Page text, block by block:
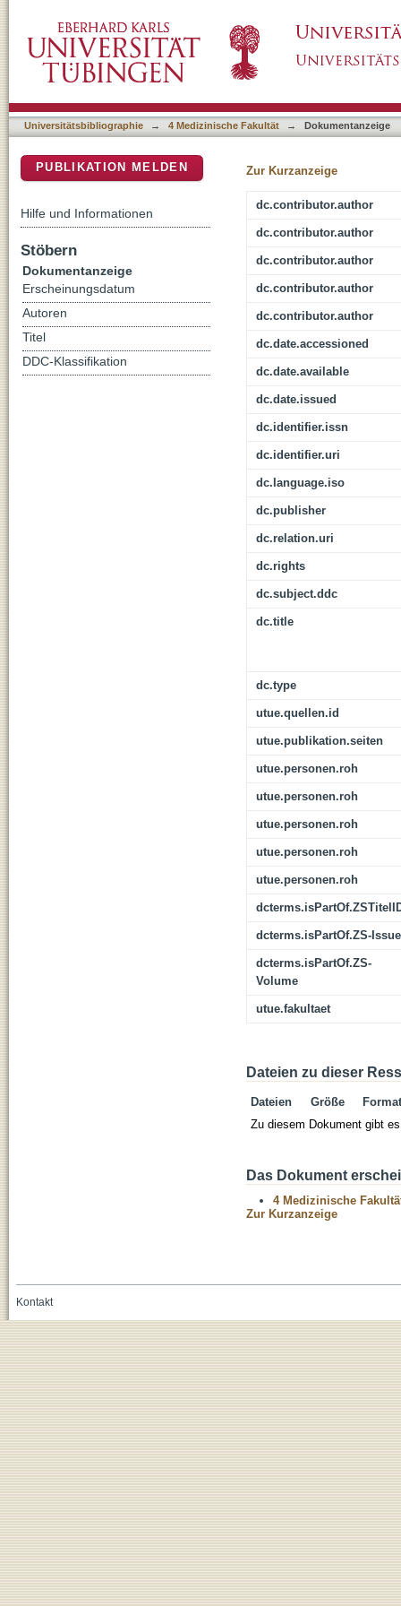
with 3D-microscopy: a prospective
Universitätsbibliographie → 4 Medizinische Fakultät → Dokumentanzeige
Zur Kurzanzeige
dc.contributor.author
dc.contributor.author
dc.contributor.author
dc.contributor.author
dc.contributor.author
dc.date.accessioned
dc.date.available
dc.date.issued
dc.identifier.issn
dc.identifier.uri
dc.language.iso
dc.publisher
dc.relation.uri
dc.rights
dc.subject.ddc
dc.title
dc.type
utue.quellen.id
utue.publikation.seiten
utue.personen.roh
utue.personen.roh
utue.personen.roh
utue.personen.roh
utue.personen.roh
dcterms.isPartOf.ZS-Issue
dcterms.isPartOf.ZS-
Volume
utue.fakultaet
Dateien zu dieser
Dateien Größe
Format
Zu diesem Dokument gibt
Das Dokument
4 Medizinische
Zur Kurzanzeige
PUBLIKATION MELDEN
Hilfe und Informationen
Stöbern
Dokumentanzeige
Erscheinungsdatum
Autoren
Titel
DDC-Klassifikation
Kontakt